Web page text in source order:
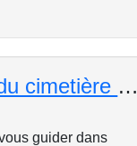
Célébrités et tombeaux notables du cimetière ancien de Neuilly
guider dans